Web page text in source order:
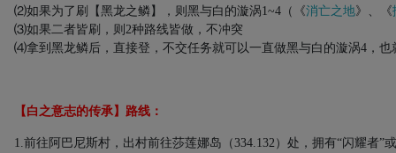
⑵如果为了刷【黑龙之鳞】，则黑与白的漩涡1~4 （《消亡之地》、《
⑶如果二者皆刷，则 2种路线皆做，不冲突
⑷拿到黑龙鳞后，直接登，不交任务就可以一直做黑与白的漩涡4，也
【白之意志的传承】路线：
1.前往阿巴尼斯村，出村前往莎莲娜岛（334.132）处，拥有“闪耀者”